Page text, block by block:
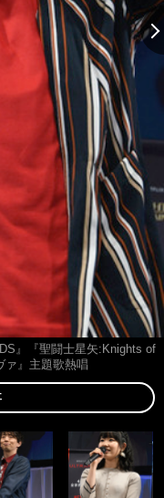
』『聖闘士星矢:Knights of
ァ』主題歌熱唱